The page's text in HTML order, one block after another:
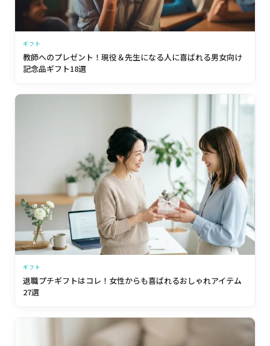
ギフト
教師へのプレゼント！現役＆先生になる人に喜ばれる男女向け
記念品ギフト18選
ギフト
退職プチギフトはコレ！女性からも喜ばれるおしゃれアイテム
27選